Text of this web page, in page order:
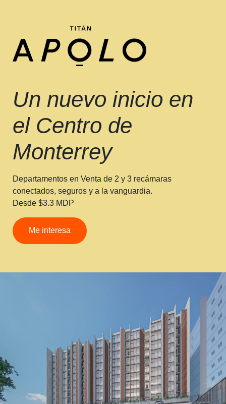
Un nuevo inicio en
el Centro de
Monterrey
Departamentos en Venta de 2 y 3 recámaras
conectados, seguros y a la vanguardia.
Desde $3.3 MDP
Me interesa